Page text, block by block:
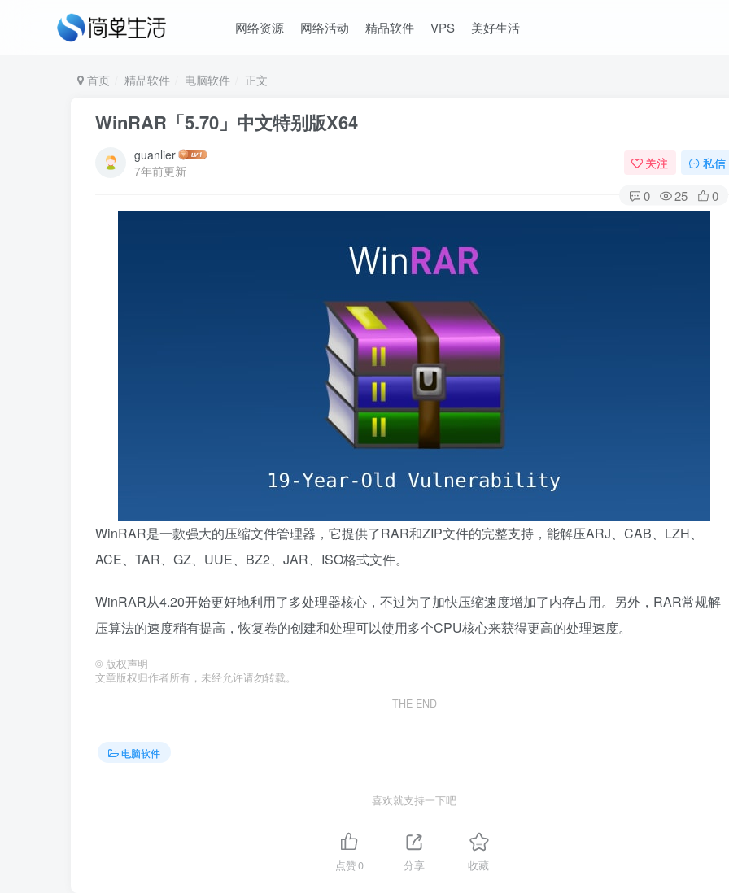
网络资源 网络活动 精品软件 VPS 美好生活
首页 精品软件 电脑软件 正文
WinRAR「5.70」中文特别版X64
guanlier
7年前更新
关注 私信
0 25 0
WinRAR是一款强大的压缩文件管理器，它提供了RAR和ZIP文件的完整支持，能解压ARJ、CAB、LZH、
ACE、TAR、GZ、UUE、BZ2、JAR、ISO格式文件。
WinRAR从4.20开始更好地利用了多处理器核心，不过为了加快压缩速度增加了内存占用。另外，RAR常规解
压算法的速度稍有提高，恢复卷的创建和处理可以使用多个CPU核心来获得更高的处理速度。
© 版权声明
文章版权归作者所有，未经允许请勿转载。
THE END
电脑软件
喜欢就支持一下吧
点赞0 分享 收藏